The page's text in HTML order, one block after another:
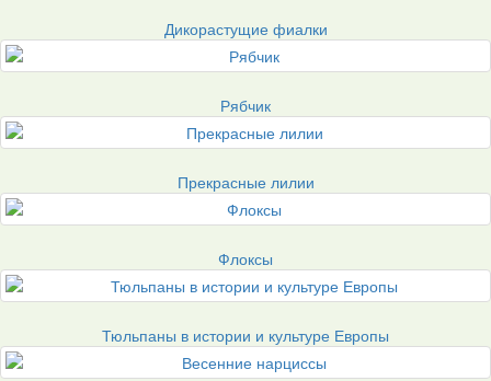
Дикорастущие фиалки
Рябчик
Прекрасные лилии
Флоксы
Тюльпаны в истории и культуре Европы